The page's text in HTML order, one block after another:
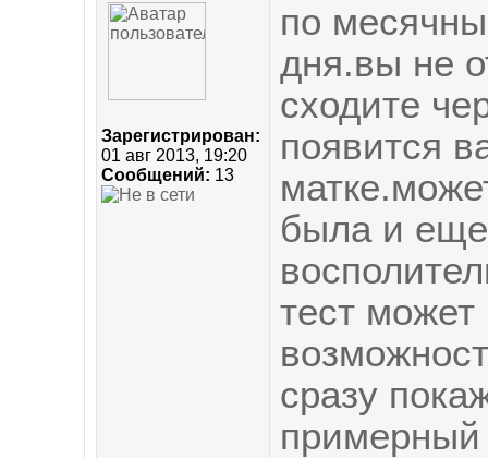
Зарегистрирован:
01 авг 2013, 19:20
Сообщений: 13
по
дня.вы не
сходите
появится
была и
тест
сразу
примерный